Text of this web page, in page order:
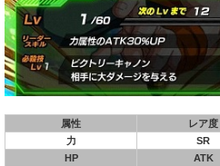
属性 レア度
力
SR
HP
ATK